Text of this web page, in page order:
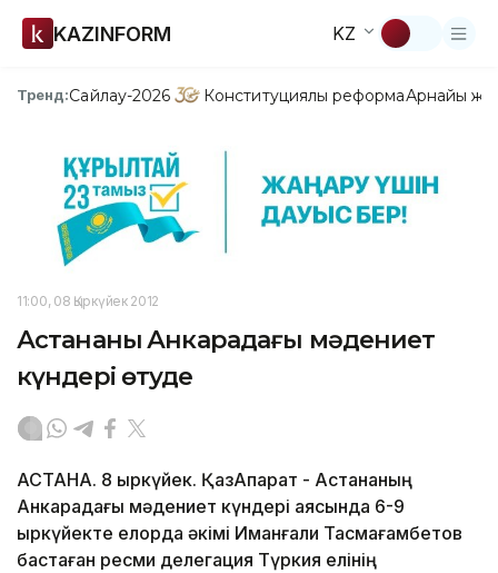
KAZINFORM KZ
Тренд:Сайлау-2026 Конституциялық реформаАрнайы
11:00, 08 Қыркүйек 2012
Астананың Анкарадағы мәдениет
күндері өтуде
АСТАНА. 8 қыркүйек. ҚазАқпарат - Астананың
Анкарадағы мәдениет күндері аясында 6-9
қыркүйекте елорда әкімі Иманғали Тасмағамбетов
бастаған ресми делегация Түркия елінің